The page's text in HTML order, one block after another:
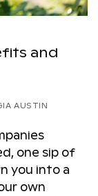
and
AUSTIN
one sip of
you into a
own